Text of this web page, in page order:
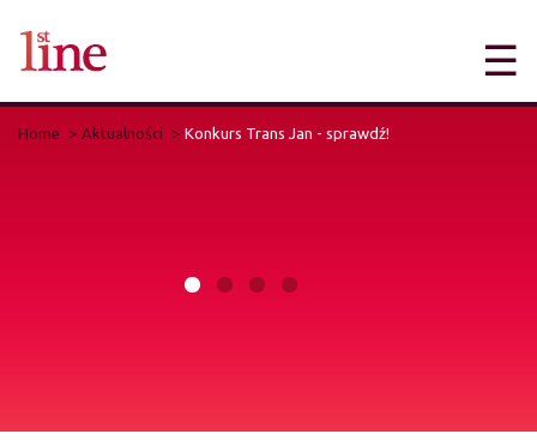
☰
Home Aktualności Konkurs Trans Jan - sprawdź!